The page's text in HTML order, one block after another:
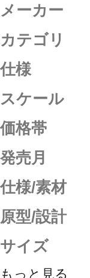
メーカー
カテゴリ
仕様
スケール
価格帯
発売月
仕様/素材
原型/設計
サイズ
もっと見る